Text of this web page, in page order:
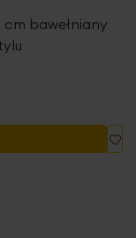
bawełniany